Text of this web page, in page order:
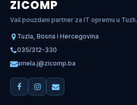
ZICOMP
Vaš pouzdani partner za IT opremu u Tuzli.
Tuzla, Bosna i Hercegovina
035/312-330
amela.j@zicomp.ba